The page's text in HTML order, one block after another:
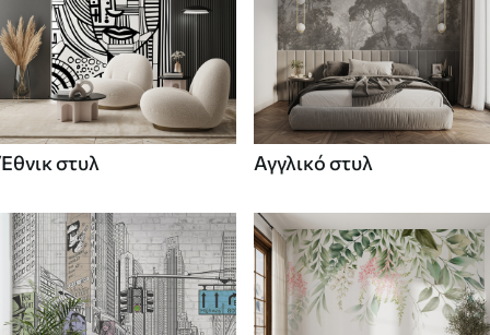
Έθνικ στυλ Αγγλικό στυλ